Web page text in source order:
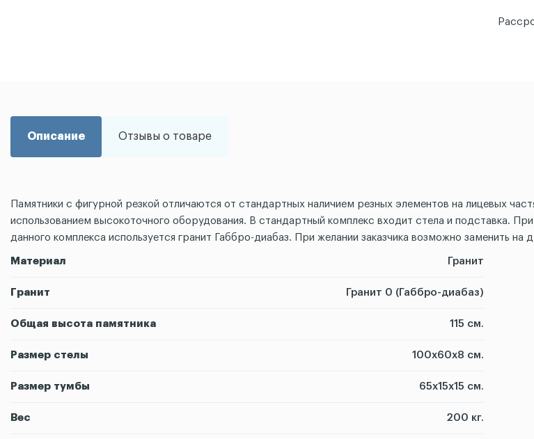
Описание Отзывы о товаре
Памятники с фигурной резкой отличаются от стандартных наличием резных элементов на лицевых
использованием высокоточного оборудования. В стандартный комплекс входит стела и подставка.
данного комплекса используется гранит Габбро-диабаз. При желании заказчика возможно заменить на
Материал Гранит
Гранит Гранит 0 (Габбро-диабаз)
Общая высота памятника 115 см.
Размер стелы 100х60х8 см.
Размер тумбы 65х15х15 см.
Вес 200 кг.